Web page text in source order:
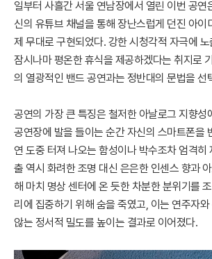
일부터 사흘간 서울 연남장에서 열린 이번 공연
신의 유튜브 채널을 통해 장난스럽게 던진 아이
제 무대로 구현되었다. 강한 시청각적 자극에 노
잠시나마 평온한 휴식을 제공하겠다는 취지로
의 열광적인 밴드 공연과는 정반대의 문법을 선
공연의 가장 큰 특징은 철저한 아날로그 지향성
공연장에 발을 들이는 순간 자신의 스마트폰을
연 도중 터져 나오는 함성이나 박수조차 엄격히
출 역시 화려한 조명 대신 은은한 인센스 향과
해 마치 명상 센터에 온 듯한 차분한 분위기를
리에 집중하기 위해 숨을 죽였고, 이는 연주자와
않는 정서적 밀도를 높이는 결과로 이어졌다.